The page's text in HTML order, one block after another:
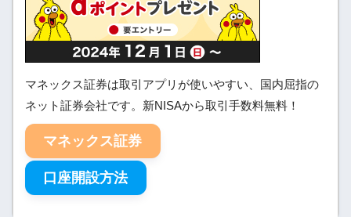
マネックス証券は取引アプリが使いやすい、国内屈指の
ネット証券会社です。新NISAから取引手数料無料！
マネックス証券
口座開設方法